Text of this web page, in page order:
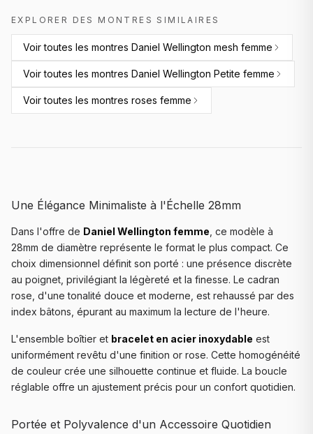
EXPLORER DES MONTRES SIMILAIRES
Voir toutes les montres Daniel Wellington mesh femme
Voir toutes les montres Daniel Wellington Petite femme
Voir toutes les montres roses femme
Une Élégance Minimaliste à l'Échelle 28mm
Dans l'offre de Daniel Wellington femme , ce modèle à
28mm de diamètre représente le format le plus compact. Ce
choix dimensionnel définit son porté : une présence discrète
au poignet, privilégiant la légèreté et la finesse. Le cadran
rose, d'une tonalité douce et moderne, est rehaussé par des
index bâtons, épurant au maximum la lecture de l'heure.
L'ensemble boîtier et bracelet en acier inoxydable est
uniformément revêtu d'une finition or rose. Cette homogénéité
de couleur crée une silhouette continue et fluide. La boucle
réglable offre un ajustement précis pour un confort quotidien.
Portée et Polyvalence d'un Accessoire Quotidien